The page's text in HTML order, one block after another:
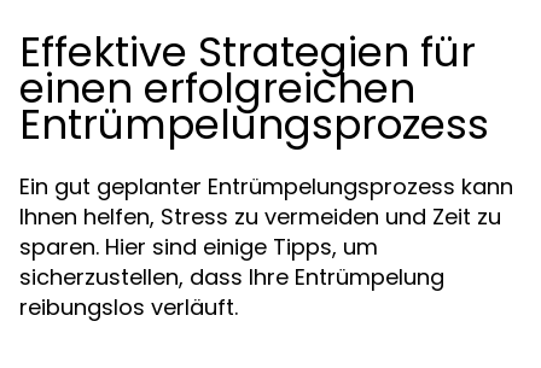
Effektive Strategien für
einen erfolgreichen
Entrümpelungsprozess
Ein gut geplanter Entrümpelungsprozess kann
Ihnen helfen, Stress zu vermeiden und Zeit zu
sparen. Hier sind einige Tipps, um
sicherzustellen, dass Ihre Entrümpelung
reibungslos verläuft.